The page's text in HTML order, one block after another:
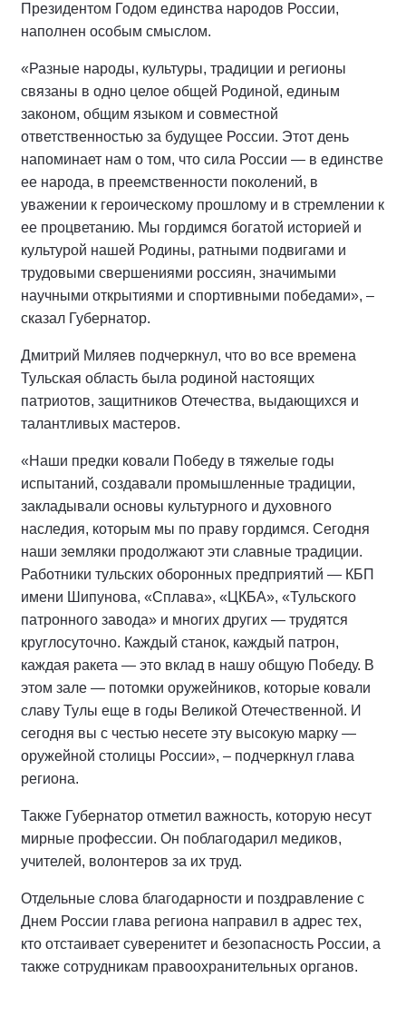
Президентом Годом единства народов России,
наполнен особым смыслом.
«Разные народы, культуры, традиции и регионы
связаны в одно целое общей Родиной, единым
законом, общим языком и совместной
ответственностью за будущее России. Этот день
напоминает нам о том, что сила России — в единстве
ее народа, в преемственности поколений, в
уважении к героическому прошлому и в стремлении к
ее процветанию. Мы гордимся богатой историей и
культурой нашей Родины, ратными подвигами и
трудовыми свершениями россиян, значимыми
научными открытиями и спортивными победами», –
сказал Губернатор.
Дмитрий Миляев подчеркнул, что во все времена
Тульская область была родиной настоящих
патриотов, защитников Отечества, выдающихся и
талантливых мастеров.
«Наши предки ковали Победу в тяжелые годы
испытаний, создавали промышленные традиции,
закладывали основы культурного и духовного
наследия, которым мы по праву гордимся. Сегодня
наши земляки продолжают эти славные традиции.
Работники тульских оборонных предприятий — КБП
имени Шипунова, «Сплава», «ЦКБА», «Тульского
патронного завода» и многих других — трудятся
круглосуточно. Каждый станок, каждый патрон,
каждая ракета — это вклад в нашу общую Победу. В
этом зале — потомки оружейников, которые ковали
славу Тулы еще в годы Великой Отечественной. И
сегодня вы с честью несете эту высокую марку —
оружейной столицы России», – подчеркнул глава
региона.
Также Губернатор отметил важность, которую несут
мирные профессии. Он поблагодарил медиков,
учителей, волонтеров за их труд.
Отдельные слова благодарности и поздравление с
Днем России глава региона направил в адрес тех,
кто отстаивает суверенитет и безопасность России, а
также сотрудникам правоохранительных органов.